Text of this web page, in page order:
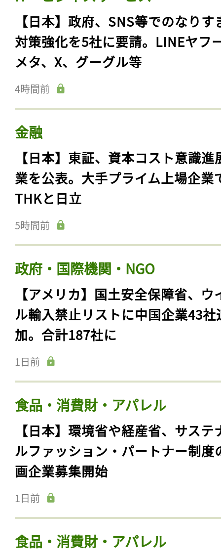
【日本】政府、SNS等でのなりす
対策強化を5社に要請。LINEヤフ
メタ、X、グーグル等
4時間前
金融
【日本】東証、資本コスト意識進
業を公表。大手プライム上場企業
THKと日立
5時間前
政府・国際機関・NGO
【アメリカ】国土安全保障省、ウ
ル輸入禁止リストに中国企業43社
加。合計187社に
1日前
食品・消費財・アパレル
【日本】環境省や経産省、サステ
ルファッション・パートナー制度
画企業募集開始
1日前
食品・消費財・アパレル